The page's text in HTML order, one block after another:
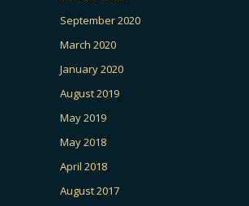
September 2020
March 2020
January 2020
August 2019
May 2019
May 2018
April 2018
August 2017